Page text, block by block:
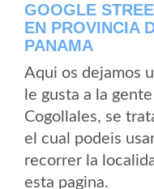
GOOGLE
EN PROVINCIA
PANAMA
Aqui os dejamos
le gusta a la
Cogollales, se
el cual podeis
recorrer la
esta pagina.